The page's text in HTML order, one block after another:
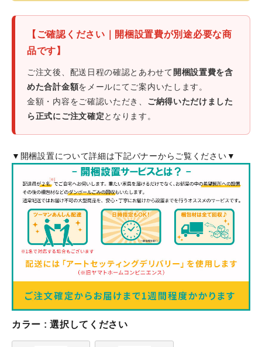
【ご確認ください｜開梱設置費が別途必要な商
品です】
ご注文後、配送日程の確認とあわせて 開梱設置費を含
めた合計金額をメールにてご案内いたします。
金額・内容をご確認いただき、 ご納得いただけました
ら正式にご注文確定となります。
▼開梱設置について詳細は下記バナーからご覧ください▼
カラー 選択してください